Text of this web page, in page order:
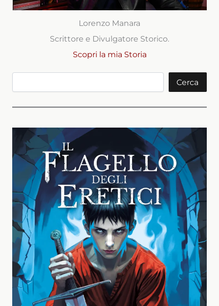
Lorenzo Manara
Scrittore e Divulgatore Storico.
Scopri la mia Storia
Cerca
Cerca